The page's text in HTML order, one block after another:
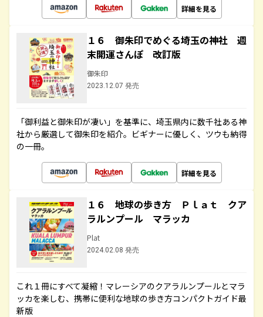
詳細を見る
１６ 御朱印でめぐる埼玉の神社 週
末開運さんぽ 改訂版
御朱印
2023.12.07 発売
「御利益と御朱印が凄い」を基準に、埼玉県内に数千社ある神
社から厳選して御朱印を紹介。ビギナーに優しく、ツウも納得
の一冊。
詳細を見る
１６ 地球の歩き方 Ｐｌａｔ クア
ラルンプール マラッカ
Plat
2024.02.08 発売
これ１冊にすべて凝縮！マレーシアのクアラルンプールとマラ
ッカを楽しむ、携帯に便利な地球の歩き方コンパクトガイド最
新版